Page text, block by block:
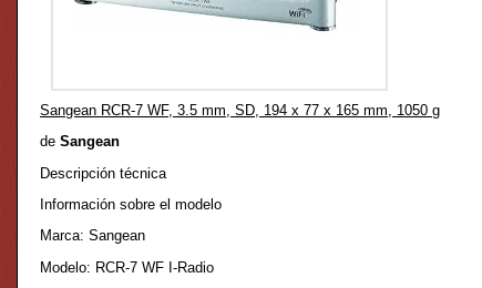
Sangean RCR-7 WF, 3.5 mm, SD, 194 x 77 x 165 mm, 1050 g
de Sangean
Descripción técnica
Información sobre el modelo
Marca: Sangean
Modelo: RCR-7 WF I-Radio